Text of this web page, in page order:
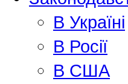
В Україні
В Росії
В США